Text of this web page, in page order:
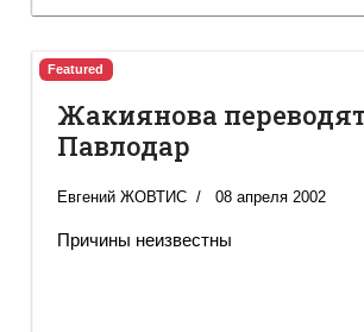
Featured
Жакиянова
Павлодар
Евгений ЖОВТИС 08 апреля 2002
Причины неизвестны